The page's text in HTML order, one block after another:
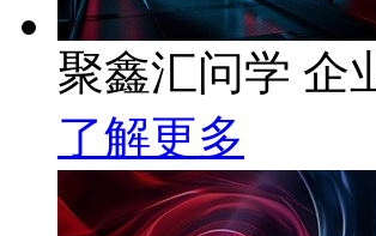
聚鑫汇问学 企
了解更多